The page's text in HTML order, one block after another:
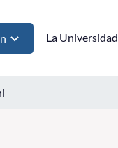
La Universidad